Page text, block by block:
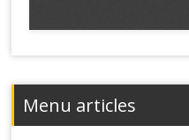
Menu articles